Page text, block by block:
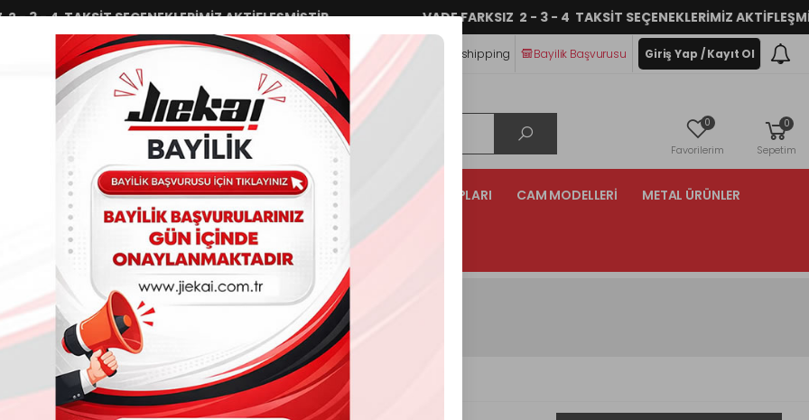
- 4 TAKSİT SEÇENEKLERİMİZ AKTİFLEŞMİŞTİR.
VADE FARKSIZ 2 - 3 - 4 TAKSİT SEÇENEKLERİMİZ AKTİFLEŞMİŞTİR.
Sipariş Takip Havele/EFT İletişim Dropshipping Bayilik Başvurusu Giriş Yap / Kayıt Ol
0
Favorilerim
0
Sepetim
AYDINLATMA GRUPLARI TEKSTİL GRUPLARI ÇANTA GRUPLARI CAM MODELLERİ METAL ÜRÜNLER
TAKOZ DEMİR DİĞER ÜRÜNLER
ÇOCUK KASK PELUŞU